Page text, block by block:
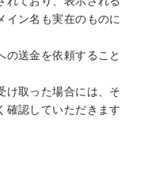
イン名も実在のものに
の送金を依頼すること
け取った場合には、そ
確認していただきます